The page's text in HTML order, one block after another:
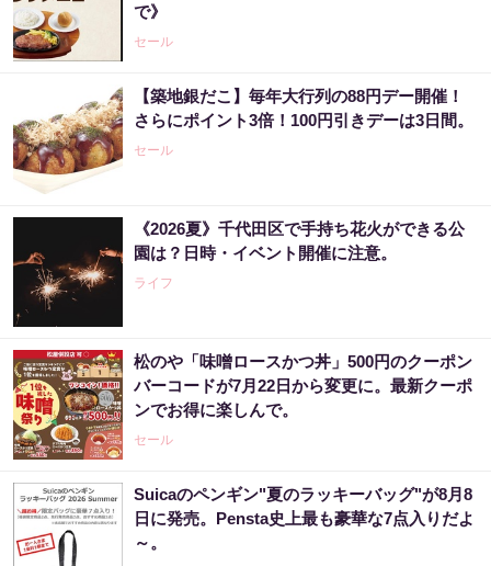
で》
セール
【築地銀だこ】毎年大行列の88円デー開催！
さらにポイント3倍！100円引きデーは3日間。
セール
《2026夏》千代田区で手持ち花火ができる公
園は？日時・イベント開催に注意。
ライフ
松のや「味噌ロースかつ丼」500円のクーポン
バーコードが7月22日から変更に。最新クーポ
ンでお得に楽しんで。
セール
Suicaのペンギン"夏のラッキーバッグ"が8月8
日に発売。Pensta史上最も豪華な7点入りだよ
～。